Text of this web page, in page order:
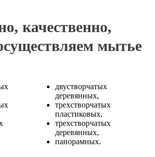
качественно,
мытье
двустворчатых
деревянных,
трехстворчатых
пластиковых,
трехстворчатых
деревянных,
панорамных.